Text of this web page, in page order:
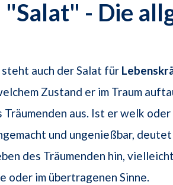
- Die
auch der Salat für
Zustand er im Traum
aus. Ist er welk
und ungenießbar,
des Träumenden hin,
oder im übertragenen Sinne.